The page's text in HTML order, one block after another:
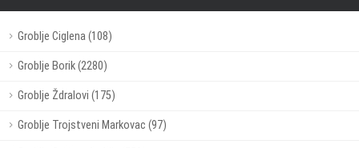
Groblje Ciglena (108)
Groblje Borik (2280)
Groblje Ždralovi (175)
Groblje Trojstveni Markovac (97)